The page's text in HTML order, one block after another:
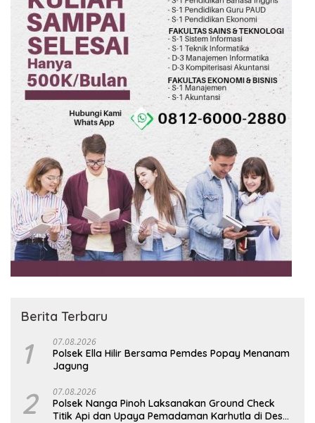
Berita Terbaru
1 07.08.2026
Polsek Ella Hilir Bersama Pemdes Popay Menanam
Jagung
2 07.08.2026
Polsek Nanga Pinoh Laksanakan Ground Check
Titik Api dan Upaya Pemadaman Karhutla di Desa